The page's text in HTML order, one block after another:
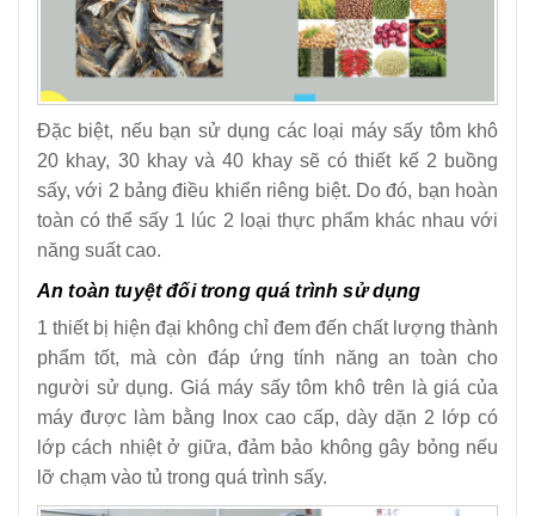
Đặc biệt, nếu bạn sử dụng các loại máy sấy tôm khô
20 khay, 30 khay và 40 khay sẽ có thiết kế 2 buồng
sấy, với 2 bảng điều khiển riêng biệt. Do đó, bạn hoàn
toàn có thể sấy 1 lúc 2 loại thực phẩm khác nhau với
năng suất cao.
An toàn tuyệt đối trong quá trình sử dụng
1 thiết bị hiện đại không chỉ đem đến chất lượng thành
phẩm tốt, mà còn đáp ứng tính năng an toàn cho
người sử dụng. Giá máy sấy tôm khô trên là giá của
máy được làm bằng Inox cao cấp, dày dặn 2 lớp có
lớp cách nhiệt ở giữa, đảm bảo không gây bỏng nếu
lỡ chạm vào tủ trong quá trình sấy.